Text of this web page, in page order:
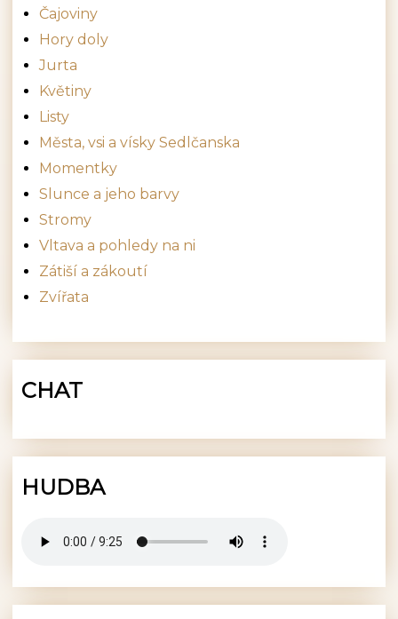
Čajoviny
Hory doly
Jurta
Květiny
Listy
Města, vsi a vísky Sedlčanska
Momentky
Slunce a jeho barvy
Stromy
Vltava a pohledy na ni
Zátiší a zákoutí
Zvířata
CHAT
HUDBA